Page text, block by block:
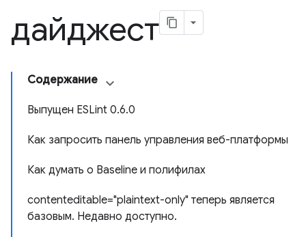
дайджест
Содержание
Выпущен ESLint 0.6.0
Как запросить панель управления веб-платформы
Как думать о Baseline и полифилах
contenteditable="plaintext-only" теперь является
базовым. Недавно доступно.